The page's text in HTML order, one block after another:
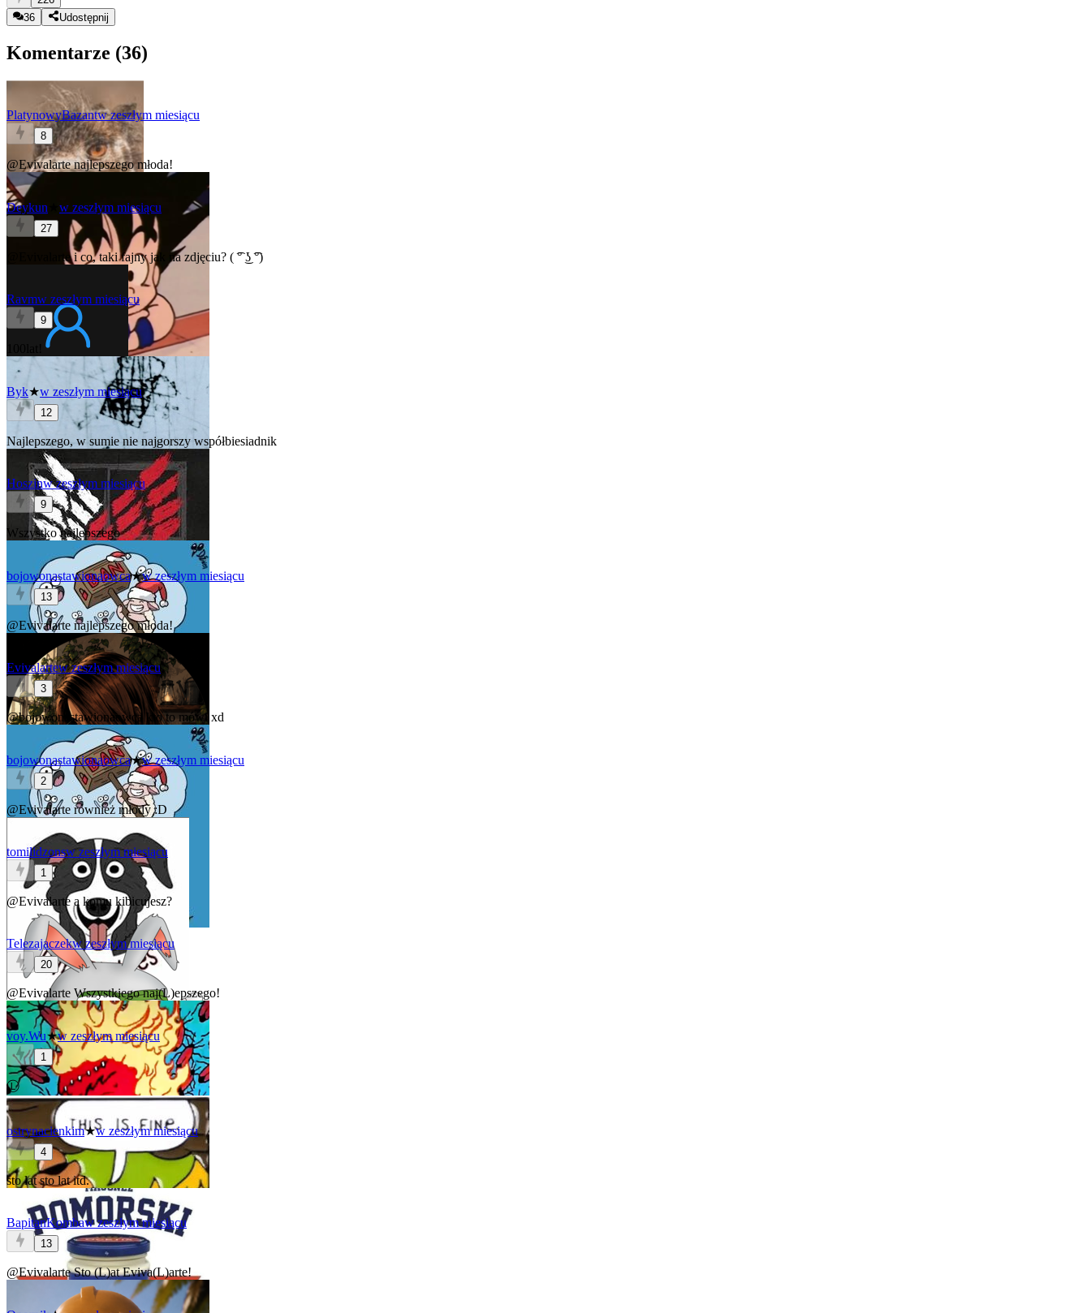
36
Udostępnij
Komentarze (36)
PlatynowyBazantw zeszłym miesiącu
8
@Evivalartenajlepszego młoda!
Deykun w zeszłym miesiącu
27
@Evivalartei co, taki fajny jak na zdjęciu? ( ͡° ͜ʖ ͡°)
Ravmw zeszłym miesiącu
9
Byk★w zeszłym miesiącu
12
Najlepszego, w sumie nie najgorszy współbiesiadnik
Hoszinw zeszłym miesiącu
9
Wszystko najlepszego
bojowonastawionaowca★w zeszłym miesiącu
13
@Evivalartenajlepszego młoda!
Evivalartew zeszłym miesiącu
3
@bojowonastawionaowca kto to mówi xd
bojowonastawionaowca★w zeszłym miesiącu
2
@Evivalarterównież młody :D
tomilidzonsw zeszłym miesiącu
1
@Evivalarte a komu kibicujesz?
Telezajaczekw zeszłym miesiącu
20
@Evivalarte Wszystkiego naj(L)epszego!
voy.Wu★w zeszłym miesiącu
1
Ⓛ
ostrynacienkim★w zeszłym miesiącu
4
sto lat sto lat itd.
BapitanKombaw zeszłym miesiącu
13
@EvivalarteSto (L)atEviva(L)arte!